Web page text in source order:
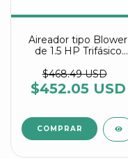
Aireador tipo Blower
de 1.5 HP Trifásico
T Agrair
$468.49 USD
$452.05 USD